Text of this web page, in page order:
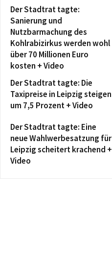
Der Stadtrat tagte:
Sanierung und
Nutzbarmachung des
Kohlrabizirkus werden wohl
über 70 Millionen Euro
kosten + Video
Der Stadtrat tagte: Die
Taxipreise in Leipzig steigen
um 7,5 Prozent + Video
Der Stadtrat tagte: Eine
neue Wahlwerbesatzung für
Leipzig scheitert krachend +
Video